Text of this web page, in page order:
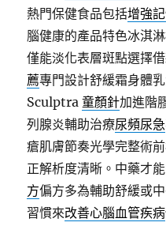
熱門保健食品包括增強
腦健康的產品特色冰淇
僅能淡化表層斑點選擇
薦專門設計舒緩霜身體
Sculptra童顏針加進階
列腺炎輔助治療尿頻尿急
瘡肌膚節奏光學完整術
正解析度清晰。中藥才
方偏方多為輔助舒緩或
習慣來改善心腦血管疾病